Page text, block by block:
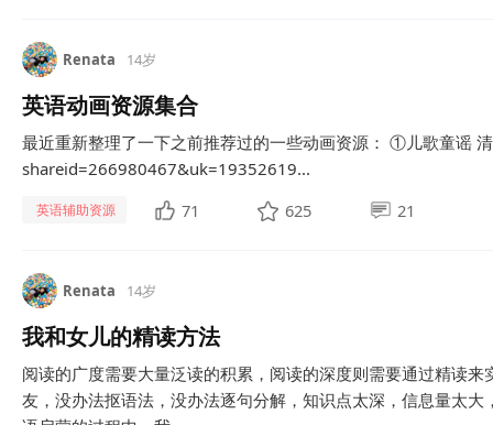
Renata 14岁
英语动画资源集合
最近重新整理了一下之前推荐过的一些动画资源： ①儿歌童谣
shareid=266980467&uk=19352619...
英语辅助资源 71 625 21
Renata 14岁
我和女儿的精读方法
阅读的广度需要大量泛读的积累，阅读的深度则需要通过精读
友，没办法抠语法，没办法逐句分解，知识点太深，信息量太